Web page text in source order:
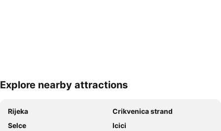
Nagy méretű térkép
Explore nearby attractions
Rijeka
Crikvenica strand
Selce
Icici